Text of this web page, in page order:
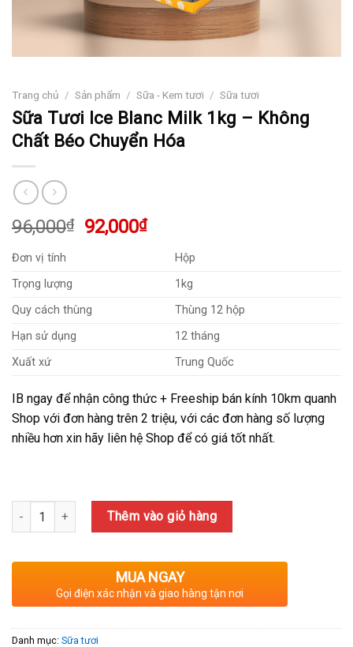
Trang chủ / Sản phẩm / Sữa - Kem tươi / Sữa tươi
Sữa Tươi Ice Blanc Milk 1kg – Không
Chất Béo Chuyển Hóa
96,000₫
Giá
92,000₫Giá
92,000₫.
Đơn vị tính
Hộp
Trọng lượng
1kg
Quy cách thùng
Thùng 12 hộp
Hạn sử dụng
12 tháng
Xuất xứ
Trung Quốc
IB ngay để nhận công thức + Freeship bán kính 10km quanh
Shop với đơn hàng trên 2 triệu, với các đơn hàng số lượng
nhiều hơn xin hãy liên hệ Shop để có giá tốt nhất.
Số lượng Thêm vào giỏ hàng
MUA NGAY
Gọi điện xác nhận và giao hàng tận nơi
Danh mục: Sữa tươi